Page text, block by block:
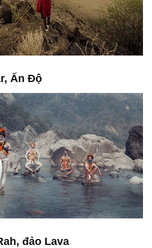
Ấn Độ
đảo Lava